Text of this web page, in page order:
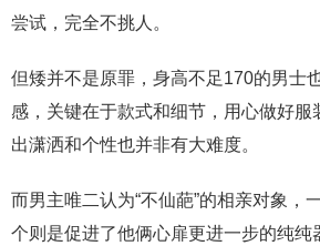
尝试，完全不挑人。
但矮并不是原罪，身高不足170的男士
感，关键在于款式和细节，用心做好服
出潇洒和个性也并非有大难度。
而男主唯二认为“不仙葩”的相亲对象，
个则是促进了他俩心扉更进一步的纯纯